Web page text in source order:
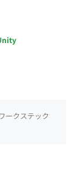
ークステック